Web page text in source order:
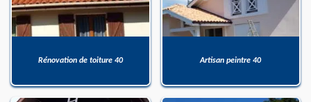
Rénovation de toiture 40 Artisan peintre 40